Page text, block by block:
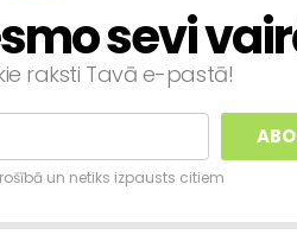
sevi
raksti Tavā e-pastā!
un netiks izpausts citiem